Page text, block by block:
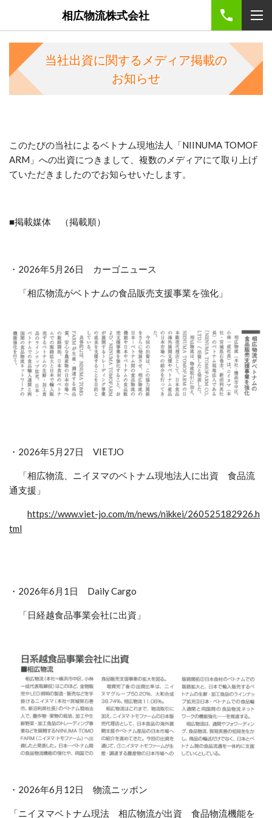
相広物流株式会社
当社出資に関するメディア掲載の
お知らせ
このたびの当社によるベトナム現地法人「NIINUMA TOMOF
ARM」への出資につきまして、複数のメディアにて取り上げ
ていただきましたのでお知らせいたします。
■掲載媒体 （掲載順）
・2026年5月26日 カーゴニュース
「相広物流がベトナムの食品販売支援事業を強化」
・2026年5月27日 VIETJO
「相広物流、ニイヌマのベトナム現地法人に出資 食品流
通支援」
https://www.viet-jo.com/m/news/nikkei/260525182926.h
tml
・2026年6月1日 Daily Cargo
「日経越食品事業会社に出資」
・2026年6月12日 物流ニッポン
「ニイヌマベトナム現法 相広物流が出資 食品物流機能を